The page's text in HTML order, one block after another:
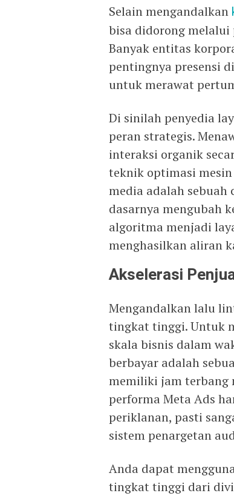
Selain mengandalkan
bisa didorong melalui
Banyak entitas
pentingnya presensi
untuk merawat
Di sinilah penyedia
peran strategis.
interaksi organik
teknik optimasi
media adalah
dasarnya mengubah
algoritma menjadi
menghasilkan aliran
Akselerasi
Mengandalkan lalu
tingkat tinggi. Untuk
skala bisnis dalam
berbayar adalah
memiliki jam terbang
performa Meta Ads
periklanan, pasti
sistem penargetan
Anda dapat
tingkat tinggi dari